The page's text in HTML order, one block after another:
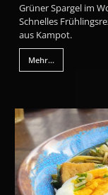
Grüner Spargel im
Schnelles
aus Kampot.
Mehr...